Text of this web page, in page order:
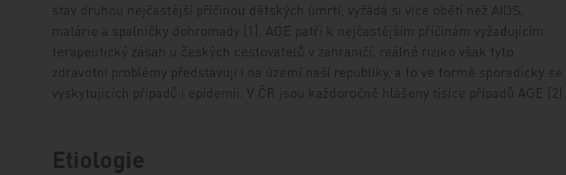
stav druhou nejčastější příčinou dětských úmrtí, vyžádá si více obětí než AIDS,
malárie a spalničky dohromady [1]. AGE patří k nejčastějším příčinám vyžadujícím
terapeutický zásah u českých cestovatelů v zahraničí, reálné riziko však tyto
zdravotní problémy představují i na území naší republiky, a to ve formě sporadicky se
vyskytujících případů i epidemií. V ČR jsou každoročně hlášeny tisíce případů AGE [2].
Etiologie